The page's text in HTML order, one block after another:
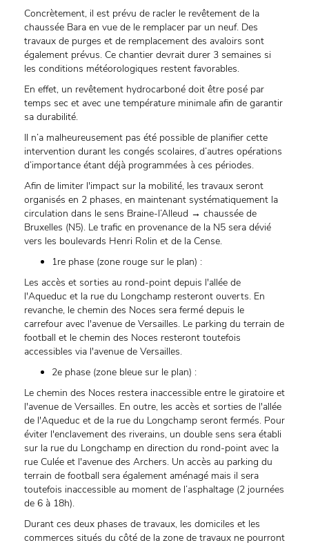
Concrètement, il est prévu de racler le revêtement de la
chaussée Bara en vue de le remplacer par un neuf. Des
travaux de purges et de remplacement des avaloirs sont
également prévus. Ce chantier devrait durer 3 semaines si
les conditions météorologiques restent favorables.
En effet, un revêtement hydrocarboné doit être posé par
temps sec et avec une température minimale afin de garantir
sa durabilité.
Il n’a malheureusement pas été possible de planifier cette
intervention durant les congés scolaires, d’autres opérations
d’importance étant déjà programmées à ces périodes.
Afin de limiter l'impact sur la mobilité, les travaux seront
organisés en 2 phases, en maintenant systématiquement la
circulation dans le sens Braine-l’Alleud → chaussée de
Bruxelles (N5). Le trafic en provenance de la N5 sera dévié
vers les boulevards Henri Rolin et de la Cense.
1re phase (zone rouge sur le plan) :
Les accès et sorties au rond-point depuis l'allée de
l'Aqueduc et la rue du Longchamp resteront ouverts. En
revanche, le chemin des Noces sera fermé depuis le
carrefour avec l'avenue de Versailles. Le parking du terrain de
football et le chemin des Noces resteront toutefois
accessibles via l'avenue de Versailles.
2e phase (zone bleue sur le plan) :
Le chemin des Noces restera inaccessible entre le giratoire et
l'avenue de Versailles. En outre, les accès et sorties de l'allée
de l'Aqueduc et de la rue du Longchamp seront fermés. Pour
éviter l'enclavement des riverains, un double sens sera établi
sur la rue du Longchamp en direction du rond-point avec la
rue Culée et l'avenue des Archers. Un accès au parking du
terrain de football sera également aménagé mais il sera
toutefois inaccessible au moment de l’asphaltage (2 journées
de 6 à 18h).
Durant ces deux phases de travaux, les domiciles et les
commerces situés du côté de la zone de travaux ne pourront